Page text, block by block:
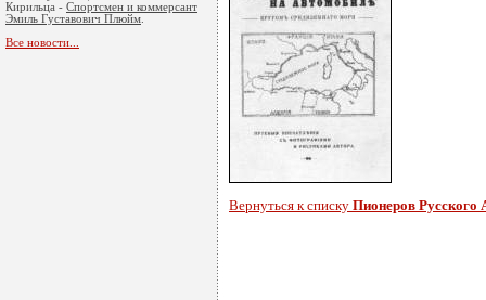
Кирильца - Cпортсмен и коммерсант
Эмиль Густавoвич Плюйм.
Все новости...
Вернуться к списку Пионеров Русского